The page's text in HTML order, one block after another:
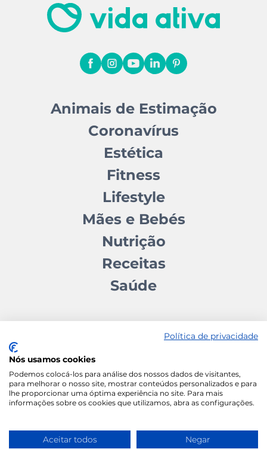
Animais de Estimação
Coronavírus
Estética
Fitness
Lifestyle
Mães e Bebés
Nutrição
Receitas
Saúde
Contactos Quem somos Autores
Estatuto Editorial
Ficha Técnica
Manifesto
Política de Privacidade
Política de privacidade
Nós usamos cookies
Podemos colocá-los para análise dos nossos dados de visitantes,
para melhorar o nosso site, mostrar conteúdos personalizados e para
lhe proporcionar uma óptima experiência no site. Para mais
informações sobre os cookies que utilizamos, abra as configurações.
Aceitar todos Negar